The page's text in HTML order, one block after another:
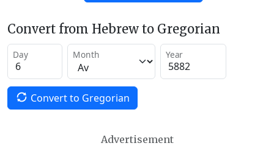
Convert from Hebrew to Gregorian
Day Month Year
Convert to Gregorian
Advertisement